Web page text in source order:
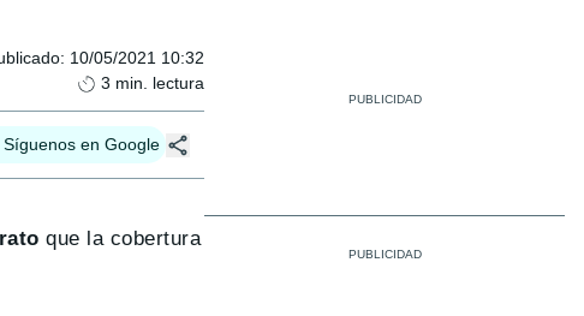
: 10/05/2021 10:32
3 min. lectura
Síguenos en Google
que la cobertura